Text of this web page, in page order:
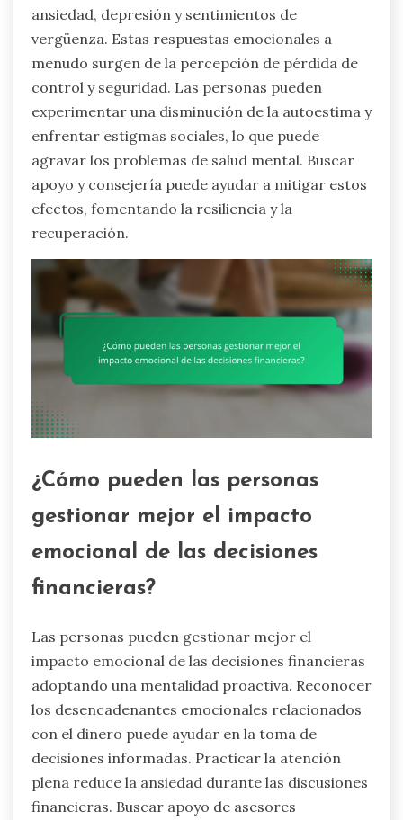
ansiedad, depresión y sentimientos de
vergüenza. Estas respuestas emocionales a
menudo surgen de la percepción de pérdida de
control y seguridad. Las personas pueden
experimentar una disminución de la autoestima y
enfrentar estigmas sociales, lo que puede
agravar los problemas de salud mental. Buscar
apoyo y consejería puede ayudar a mitigar estos
efectos, fomentando la resiliencia y la
recuperación.
¿Cómo pueden las personas
gestionar mejor el impacto
emocional de las decisiones
financieras?
Las personas pueden gestionar mejor el
impacto emocional de las decisiones financieras
adoptando una mentalidad proactiva. Reconocer
los desencadenantes emocionales relacionados
con el dinero puede ayudar en la toma de
decisiones informadas. Practicar la atención
plena reduce la ansiedad durante las discusiones
financieras. Buscar apoyo de asesores